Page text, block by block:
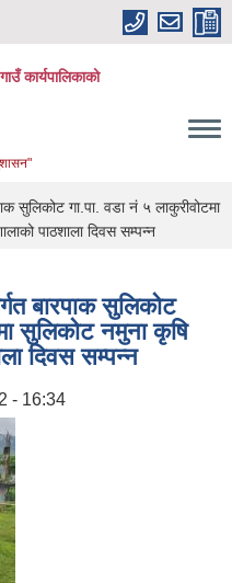
कार्यपालिकाको
सुलिकोट गा.पा. वडा नं ५ लाकुरीवोटमा
पाठशाला दिवस सम्पन्न
बारपाक सुलिकोट
सुलिकोट नमुना कृषि
दिवस सम्पन्न
- 16:34